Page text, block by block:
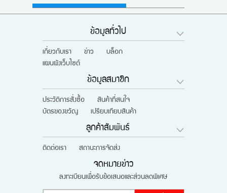
ข้อมูลทั่วไป
เกี่ยวกับเรา ข่าว
บล็อก
แผนผังเว็บไซต์
ข้อมูลสมาชิก
ประวัติการสั่งซื้อ
สินค้าที่สนใจ
บัตรของขวัญ
เปรียบเทียบสินค้า
ลูกค้าสัมพันธ์
ติดต่อเรา สถานะการจัดส่ง
จดหมายข่าว
ลงทะเบียนเพื่อรับข้อเสนอและส่วนลดพิเศษ